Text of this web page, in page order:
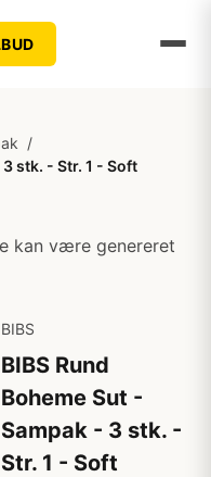
/
stk. - Str. 1 - Soft
kan være genereret
BIBS
BIBS Rund
Boheme Sut -
Sampak - 3 stk. -
Str. 1 - Soft